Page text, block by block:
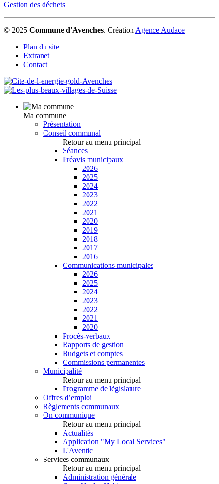
Gestion des déchets
© 2025 Commune d'Avenches. Création Agence Audace
Plan du site
Extranet
Contact
Ma commune
Présentation
Conseil communal
Retour au menu principal
Séances
Préavis municipaux
2026
2025
2024
2023
2022
2021
2020
2019
2018
2017
2016
Communications municipales
2026
2025
2024
2023
2022
2021
2020
Procès-verbaux
Rapports de gestion
Budgets et comptes
Commissions permanentes
Municipalité
Retour au menu principal
Programme de législature
Offres d’emploi
Règlements communaux
On communique
Retour au menu principal
Actualités
Application "My Local Services"
L'Aventic
Services communaux
Retour au menu principal
Administration générale